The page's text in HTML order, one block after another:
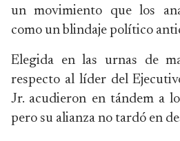
un movimiento que los
como un blindaje político
Elegida en las urnas de
respecto al líder del
Jr. acudieron en tándem a
pero su alianza no tardó en